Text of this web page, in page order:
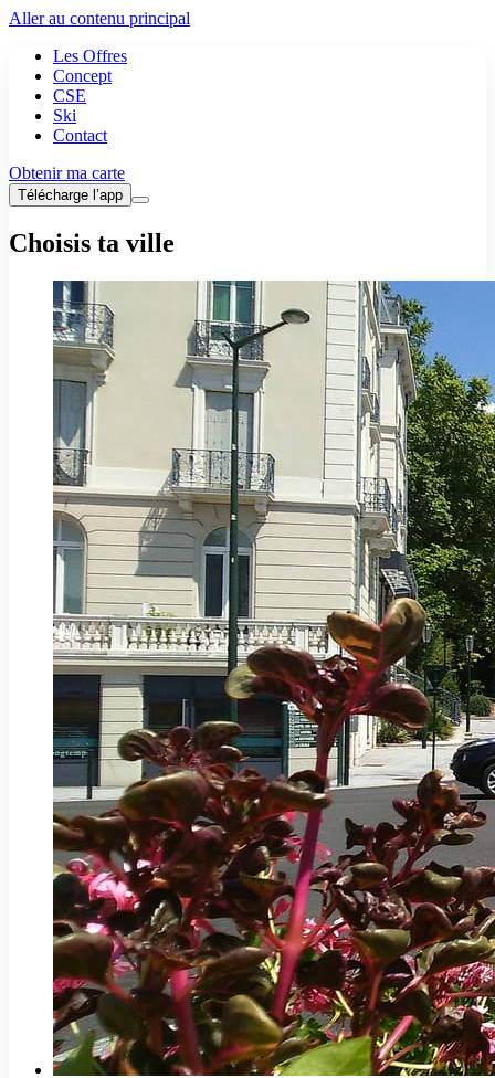
Aller au contenu principal
Les Offres
Concept
CSE
Ski
Contact
Obtenir ma carte
Télécharge l’app
Choisis ta ville